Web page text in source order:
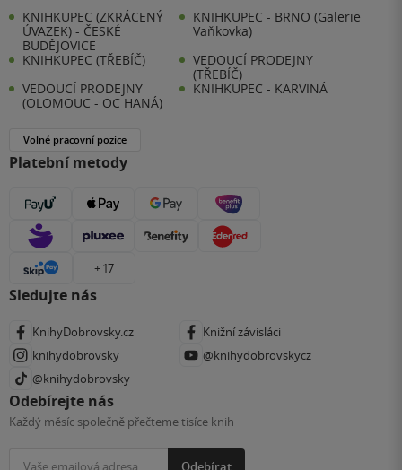
KNIHKUPEC (ZKRÁCENÝ
ÚVAZEK) - ČESKÉ
BUDĚJOVICE
KNIHKUPEC - BRNO (Galerie
Vaňkovka)
KNIHKUPEC (TŘEBÍČ)
VEDOUCÍ PRODEJNY
(TŘEBÍČ)
VEDOUCÍ PRODEJNY
(OLOMOUC - OC HANÁ)
KNIHKUPEC - KARVINÁ
Volné pracovní pozice
Platební metody
+ 17
Sledujte nás
KnihyDobrovsky.cz
Knižní závisláci
knihydobrovsky
@knihydobrovskycz
@knihydobrovsky
Odebírejte nás
Každý měsíc společně přečteme tisíce knih
Odebírat